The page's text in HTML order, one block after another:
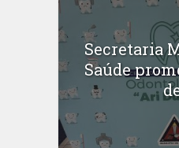
Secretaria
Saúde